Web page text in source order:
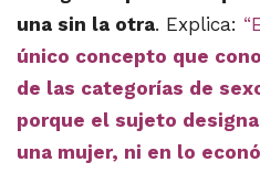
una sin la otra. Explica:
único concepto que
de las categorías de
porque el sujeto
una mujer, ni en lo